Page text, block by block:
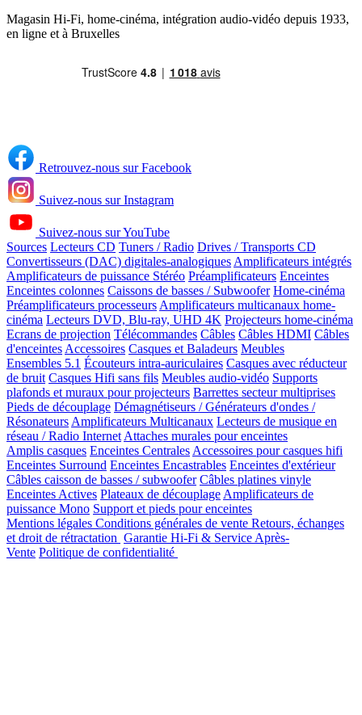
Magasin Hi-Fi, home-cinéma, intégration audio-vidéo depuis 1933,
en ligne et à Bruxelles
Retrouvez-nous sur Facebook
Suivez-nous sur Instagram
Suivez-nous sur YouTube
Sources Lecteurs CD Tuners / Radio Drives / Transports CD
Convertisseurs (DAC) digitales-analogiques Amplificateurs intégrés
Amplificateurs de puissance Stéréo Préamplificateurs Enceintes
Enceintes colonnes Caissons de basses / Subwoofer Home-cinéma
Préamplificateurs processeurs Amplificateurs multicanaux home-
cinéma Lecteurs DVD, Blu-ray, UHD 4K Projecteurs home-cinéma
Ecrans de projection Télécommandes Câbles Câbles HDMI Câbles
d'enceintes Accessoires Casques et Baladeurs Meubles
Ensembles 5.1 Écouteurs intra-auriculaires Casques avec réducteur
de bruit Casques Hifi sans fils Meubles audio-vidéo Supports
plafonds et muraux pour projecteurs Barrettes secteur multiprises
Pieds de découplage Démagnétiseurs / Générateurs d'ondes /
Résonateurs Amplificateurs Multicanaux Lecteurs de musique en
réseau / Radio Internet Attaches murales pour enceintes
Amplis casques Enceintes Centrales Accessoires pour casques hifi
Enceintes Surround Enceintes Encastrables Enceintes d'extérieur
Câbles caisson de basses / subwoofer Câbles platines vinyle
Enceintes Actives Plateaux de découplage Amplificateurs de
puissance Mono Support et pieds pour enceintes
Mentions légales Conditions générales de vente Retours, échanges
et droit de rétractation Garantie Hi-Fi & Service Après-
Vente Politique de confidentialité